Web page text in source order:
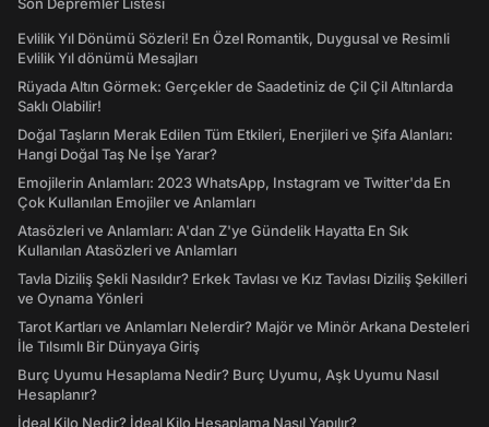
Evlilik Yıl Dönümü Sözleri! En Özel Romantik, Duygusal ve Resimli
Evlilik Yıl dönümü Mesajları
Rüyada Altın Görmek: Gerçekler de Saadetiniz de Çil Çil Altınlarda
Saklı Olabilir!
Doğal Taşların Merak Edilen Tüm Etkileri, Enerjileri ve Şifa Alanları:
Hangi Doğal Taş Ne İşe Yarar?
Emojilerin Anlamları: 2023 WhatsApp, Instagram ve Twitter'da En
Çok Kullanılan Emojiler ve Anlamları
Atasözleri ve Anlamları: A'dan Z'ye Gündelik Hayatta En Sık
Kullanılan Atasözleri ve Anlamları
Tavla Diziliş Şekli Nasıldır? Erkek Tavlası ve Kız Tavlası Diziliş Şekilleri
ve Oynama Yönleri
Tarot Kartları ve Anlamları Nelerdir? Majör ve Minör Arkana Desteleri
İle Tılsımlı Bir Dünyaya Giriş
Burç Uyumu Hesaplama Nedir? Burç Uyumu, Aşk Uyumu Nasıl
Hesaplanır?
İdeal Kilo Nedir? İdeal Kilo Hesaplama Nasıl Yapılır?